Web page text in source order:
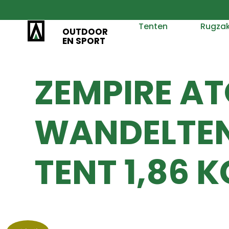
OUTDOOR
EN SPORT
Tenten
ZEMPIRE
TENT 1,86